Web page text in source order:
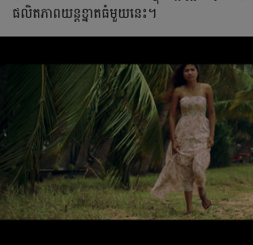
ផលិតភាពយន្តខ្នាតធំមួយនេះ។